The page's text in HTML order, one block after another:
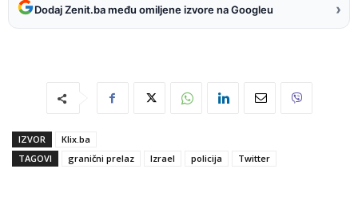
Dodaj Zenit.ba među omiljene izvore na Googleu ›
IZVOR
Klix.ba
TAGOVI
granični prelaz Izrael policija Twitter